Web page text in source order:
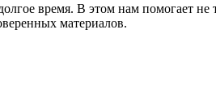
время. В этом нам помогает не
материалов.